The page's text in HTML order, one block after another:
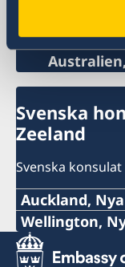
Svenska
Zeeland
Svenska konsulat
Auckland,
Tel:
+64 (0)27 335
Wellington,
Tel: